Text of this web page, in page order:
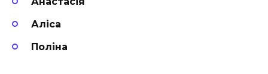
Аліса
Поліна